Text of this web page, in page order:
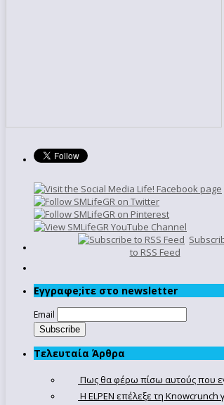
to RSS Feed
Εγγραφe;iτε στο newsletter
Email
Τελευταία Άρθρα
Πως θα φέρω πίσω αυτούς που
Η ELPEN επέλεξε τη